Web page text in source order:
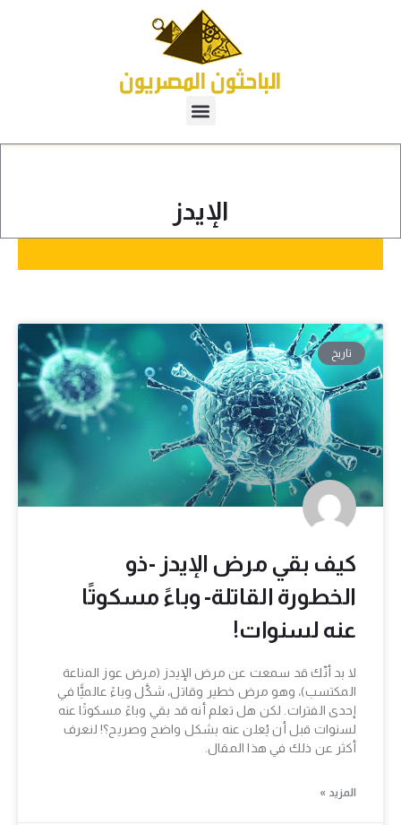
الإيدز
تاريخ
كيف بقي مرض الإيدز -ذو
الخطورة القاتلة- وباءً مسكوتًا
عنه لسنوات!
لا بد أنّك قد سمعت عن مرض الإيدز (مرض عوز المناعة
المكتسب)، وهو مرض خطير وقاتل، شكَّل وباءً عالميًّا في
إحدى الفترات. لكن هل تعلم أنه قد بقي وباءً مسكوتًا عنه
لسنوات قبل أن يُعلن عنه بشكل واضح وصريح؟! لنعرف
أكثر عن ذلك في هذا المقال.
المزيد »